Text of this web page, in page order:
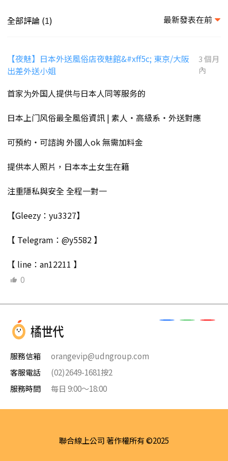
全部評論 (1) 最新發表在前
【夜魅】日本外送風俗店夜魅館&#xff5c; 東京/大阪
出差外送小姐
3 個月
內
首家为外国人提供与日本人同等服务的
日本上门风俗最全風俗資訊 | 素人・高級系・外送對應
可預約・可諮詢 外國人ok 無需加料金
提供本人照片，日本本土女生在籍
注重隱私與安全 全程一對一
【Gleezy：yu3327】
【 Telegram：@y5582 】
【 line：an12211 】
0
服務信箱
orangevip@udngroup.com
客服電話
(02)2649-1681按2
服務時間
每日 9:00～18:00
聯合線上公司 著作權所有 ©2025